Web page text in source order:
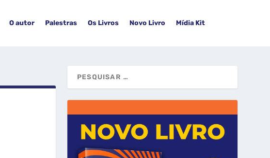
O autor Palestras Os Livros Novo Livro Mídia Kit